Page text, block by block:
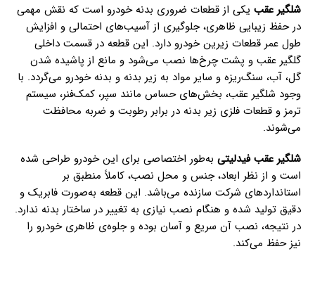
شلگیر عقب یکی از قطعات ضروری بدنه خودرو است که نقش مهمی
در حفظ زیبایی ظاهری، جلوگیری از آسیب‌های احتمالی و افزایش
طول عمر قطعات زیرین خودرو دارد. این قطعه در قسمت داخلی
گلگیر عقب و پشت چرخ‌ها نصب می‌شود و مانع از پاشیده شدن
گل، آب، سنگ‌ریزه و سایر مواد به زیر بدنه و بدنه خودرو می‌گردد. با
وجود شلگیر عقب، بخش‌های حساس مانند سپر، کمک‌فنر، سیستم
ترمز و قطعات فلزی زیر بدنه در برابر رطوبت و ضربه محافظت
می‌شوند.
شلگیر عقب فیدلیتی به‌طور اختصاصی برای این خودرو طراحی شده
است و از نظر ابعاد، جنس و محل نصب، کاملاً منطبق بر
استانداردهای شرکت سازنده می‌باشد. این قطعه به‌صورت فابریک و
دقیق تولید شده و هنگام نصب نیازی به تغییر در ساختار بدنه ندارد.
در نتیجه، نصب آن سریع و آسان بوده و جلوه‌ی ظاهری خودرو را
نیز حفظ می‌کند.